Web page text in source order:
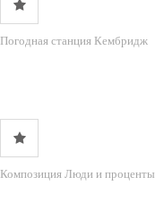
Погодная станция Кембридж
Композиция Люди и проценты